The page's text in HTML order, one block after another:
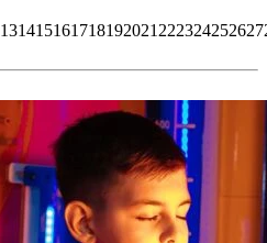
131415161718192021 222324252627